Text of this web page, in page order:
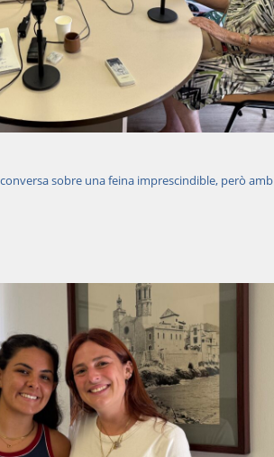
sobre una feina imprescindible, però amb